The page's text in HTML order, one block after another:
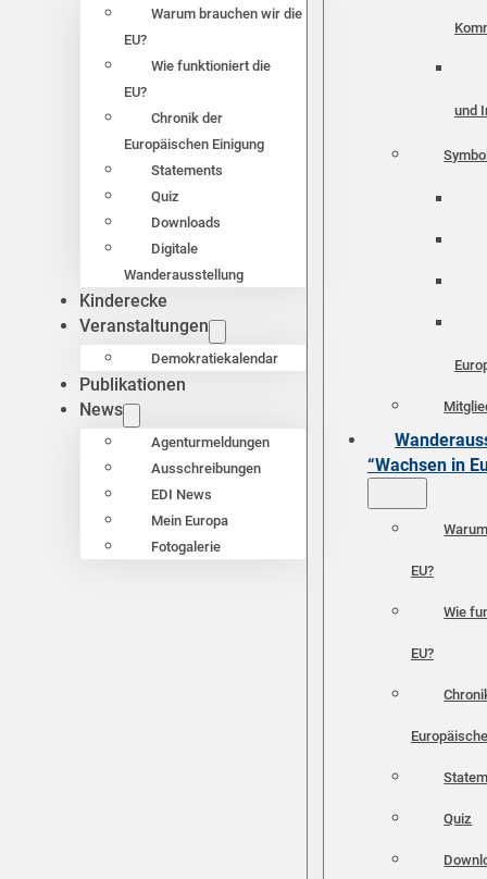
Warum brauchen wir die
EU?
Wie funktioniert die
EU?
Chronik der
Europäischen Einigung
Statements
Quiz
Downloads
Digitale
Wanderausstellung
Kinderecke
Veranstaltungen
Demokratiekalendar
Publikationen
News
Agenturmeldungen
Ausschreibungen
EDI News
Mein Europa
Fotogalerie
und
“Wachsen in
EU?
Wie
EU?
Quiz